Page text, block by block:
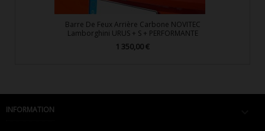
Barre De Feux Arrière Carbone NOVITEC
Lamborghini URUS + S + PERFORMANTE
Prix
1 350,00 €
INFORMATION